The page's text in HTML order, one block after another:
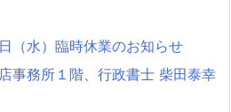
（水）臨時休業のお知らせ
事務所１階、行政書士 柴田泰幸